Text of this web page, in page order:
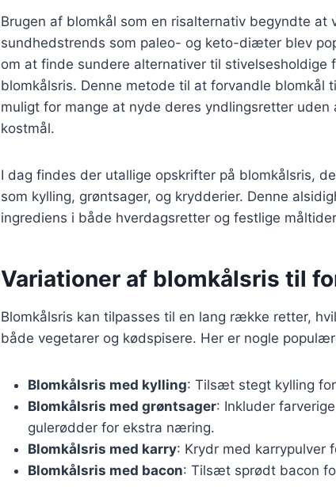
Brugen af blomkål som en risalternativ begyndte at
sundhedstrends som paleo- og keto-diæter blev
om at finde sundere alternativer til
blomkålsris. Denne metode til at forvandle blomkål
muligt for mange at nyde deres yndlingsretter uden
kostmål.
I dag findes der utallige opskrifter på blomkålsris,
som kylling, grøntsager, og krydderier. Denne
ingrediens i både hverdagsretter og festlige
Variationer af blomkålsris til
Blomkålsris kan tilpasses til en lang række retter,
både vegetarer og kødspisere. Her er nogle
Blomkålsris med kylling: Tilsæt stegt kylling
Blomkålsris med grøntsager: Inkluder
gulerødder for ekstra næring.
Blomkålsris med karry: Krydr med karrypulver
Blomkålsris med bacon: Tilsæt sprødt bacon